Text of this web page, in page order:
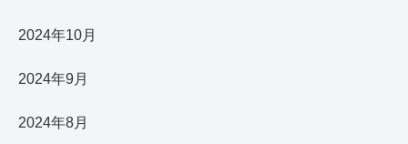
2024年10月
2024年9月
2024年8月